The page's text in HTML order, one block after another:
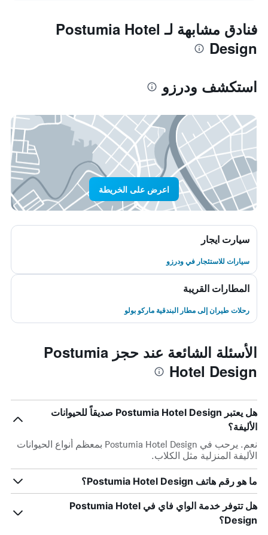
فنادق مشابهة لـ Postumia Hotel
Design
استكشف ودرزو
اعرض على الخريطة
سيارت ايجار
سيارات للاستئجار في ودرزو
المطارات القريبة
رحلات طيران إلى مطار البندقية ماركو بولو
الأسئلة الشائعة عند حجز Postumia
Hotel Design
هل يعتبر Postumia Hotel Design صديقاً للحيوانات
الأليفة؟
نعم. يرحب في Postumia Hotel Design بمعظم أنواع الحيوانات
الأليفة المنزلية مثل الكلاب.
ما هو رقم هاتف Postumia Hotel Design؟
هل تتوفر خدمة الواي فاي في Postumia Hotel
Design؟